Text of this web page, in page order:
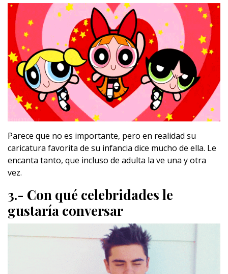
Parece que no es importante, pero en realidad su
caricatura favorita de su infancia dice mucho de ella. Le
encanta tanto, que incluso de adulta la ve una y otra
vez.
3.- Con qué celebridades le
gustaría conversar